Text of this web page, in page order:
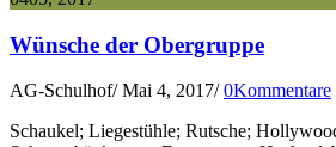
Wünsche der Obergruppe
AG-Schulhof/ Mai 4, 2017/ 0Kommentare
Schaukel; Liegestühle; Rutsche;